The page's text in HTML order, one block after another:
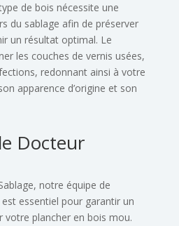
de bois nécessite une
du sablage afin de préserver
un résultat optimal. Le
les couches de vernis usées,
redonnant ainsi à votre
apparence d’origine et son
Docteur
notre équipe de
essentiel pour garantir un
votre plancher en bois mou.